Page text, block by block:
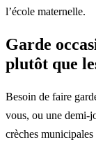
l’école maternelle.
Garde
plutôt que
Besoin de faire
vous, ou une demi-
crèches municipales